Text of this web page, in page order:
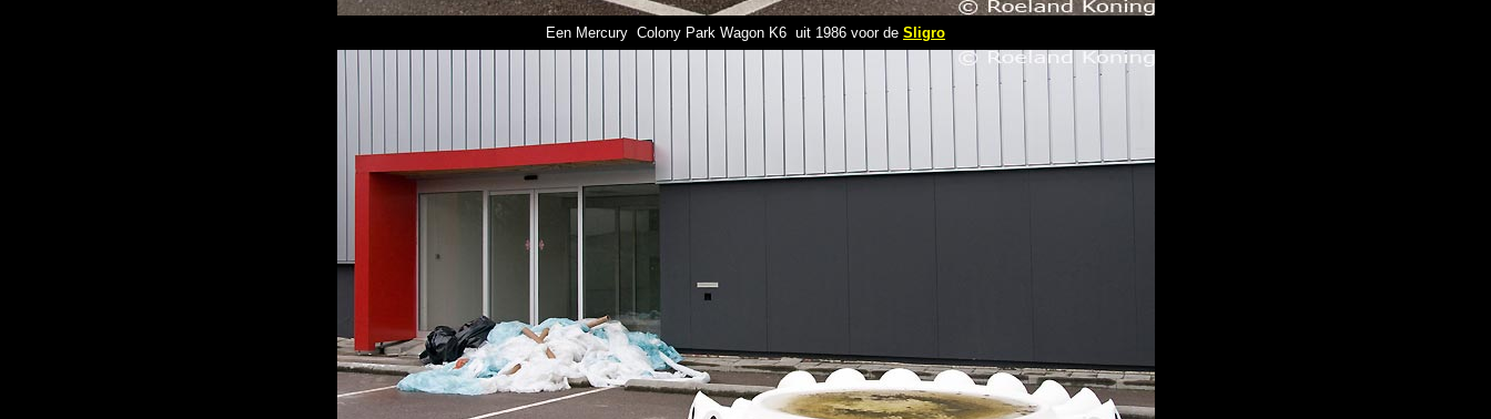
Een Mercury Colony Park Wagon K6 uit 1986 voor de Sligro